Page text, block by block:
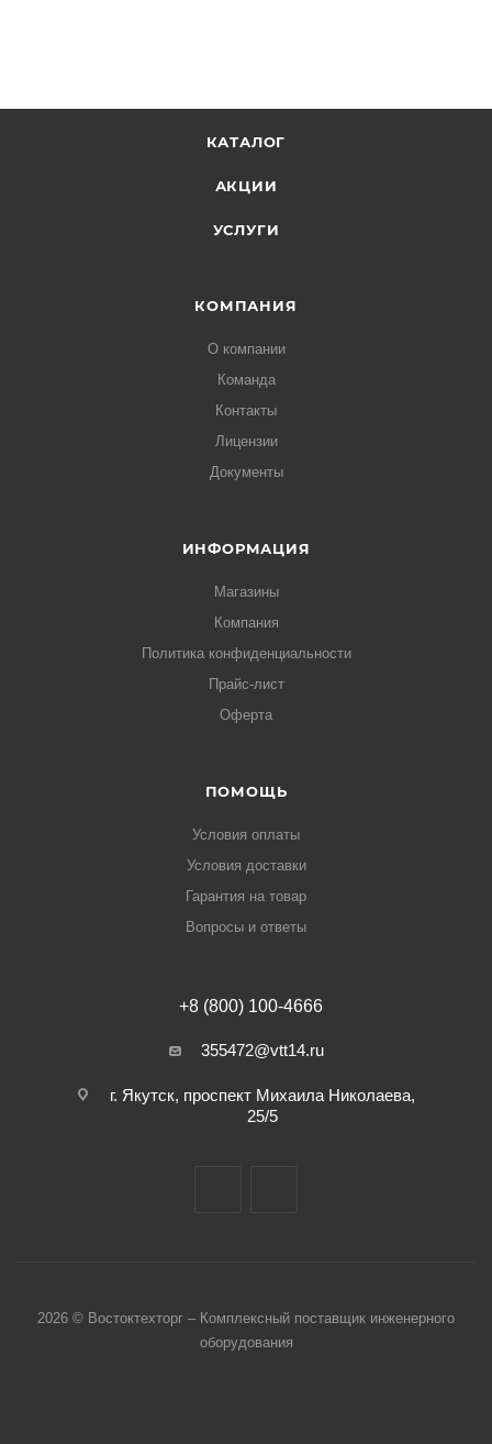
КАТАЛОГ
АКЦИИ
УСЛУГИ
КОМПАНИЯ
О компании
Команда
Контакты
Лицензии
Документы
ИНФОРМАЦИЯ
Магазины
Компания
Политика конфиденциальности
Прайс-лист
Оферта
ПОМОЩЬ
Условия оплаты
Условия доставки
Гарантия на товар
Вопросы и ответы
+8 (800) 100-4666
355472@vtt14.ru
г. Якутск, проспект Михаила Николаева,
25/5
2026 © Востоктехторг – Комплексный поставщик инженерного
оборудования